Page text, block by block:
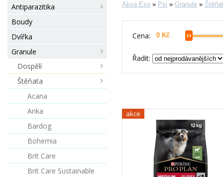
Antiparazitika
Boudy
Dvířka
Granule
Dospělí
Štěňata
Acana
Anka
Bardog
Bohemia
Brit Care
Brit Care Sustainable
Akva Exo » Psi » Granule »
Cena:
Řadit:
akce